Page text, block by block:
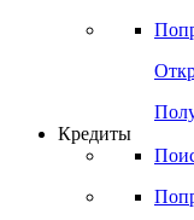
Кредиты